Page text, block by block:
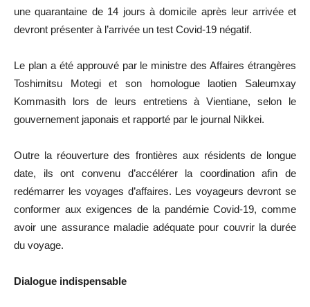
une quarantaine de 14 jours à domicile après leur arrivée et
devront présenter à l’arrivée un test Covid-19 négatif.
Le plan a été approuvé par le ministre des Affaires étrangères
Toshimitsu Motegi et son homologue laotien Saleumxay
Kommasith lors de leurs entretiens à Vientiane, selon le
gouvernement japonais et rapporté par le journal Nikkei.
Outre la réouverture des frontières aux résidents de longue
date, ils ont convenu d’accélérer la coordination afin de
redémarrer les voyages d’affaires. Les voyageurs devront se
conformer aux exigences de la pandémie Covid-19, comme
avoir une assurance maladie adéquate pour couvrir la durée
du voyage.
Dialogue indispensable